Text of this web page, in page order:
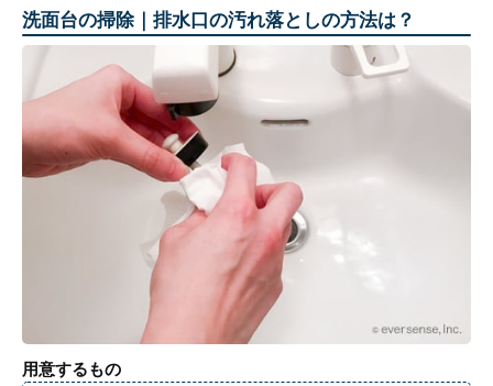
洗面台の掃除｜排水口の汚れ落としの方法は？
用意するもの